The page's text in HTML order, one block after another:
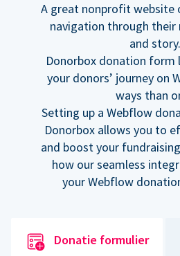
A great nonprofit website
navigation through their
and story.
Donorbox donation form
your donors’ journey on
ways than
Setting up a Webflow
Donorbox allows you to
and boost your
how our seamless
your Webflow
Donatie formulier